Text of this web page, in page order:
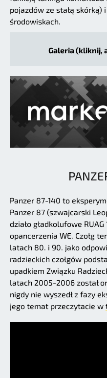
pojazdów ze stałą
środowiskach.
Galeria (kliknij,
Panzer 87-140 to
Panzer 87 (szwajcarski
działo gładkolufowe
opancerzenia WE. Czołg
latach 80. i 90. jako
radzieckich czołgów
upadkiem Związku
latach 2005-2006 został
nigdy nie wyszedł z fazy
jego temat przeczytacie w